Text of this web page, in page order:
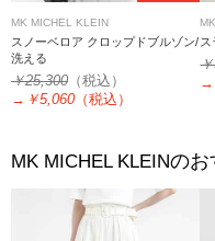
MK MICHEL KLEIN
スノーベロア クロップドブルゾン/
洗える
￥25,300 （税込）
→ ￥5,060 （税込）
ス
→
MK MICHEL KLEINのお